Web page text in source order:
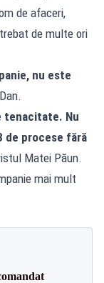
de afaceri,
de multe ori
nu este
tenacitate. Nu
de procese fără
Matei Păun.
mai mult